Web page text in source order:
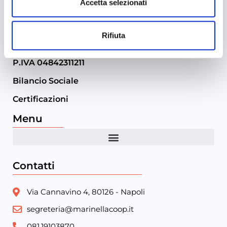
Accetta selezionati
Rifiuta
P.IVA 04842311211
Bilancio Sociale
Certificazioni
Menu
Contatti
Via Cannavino 4, 80126 - Napoli
segreteria@marinellacoop.it